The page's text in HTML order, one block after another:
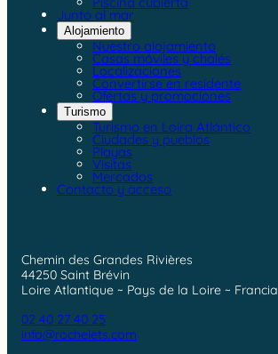
Junto al mar
Alojamiento
Nuestro alojamiento
Casas móviles y chalés
Localizaciones
Convertirse en residente
Ofertas y promociones
Turismo
Turismo en Loira Atlántico
Ciudades y pueblos
Playas
Visitas
Mercados
Contacto y acceso
Chemin des Grandes Rivières
44250 Saint Brévin
Loire Atlantique ~ Pays de la Loire ~ Francia
02 40 27 40 25
info@rochelets.com